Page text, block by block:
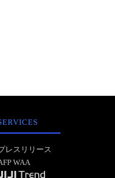
レスリリース
WAA